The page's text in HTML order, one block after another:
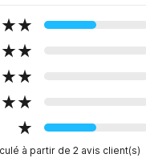
à partir de 2 avis client(s)